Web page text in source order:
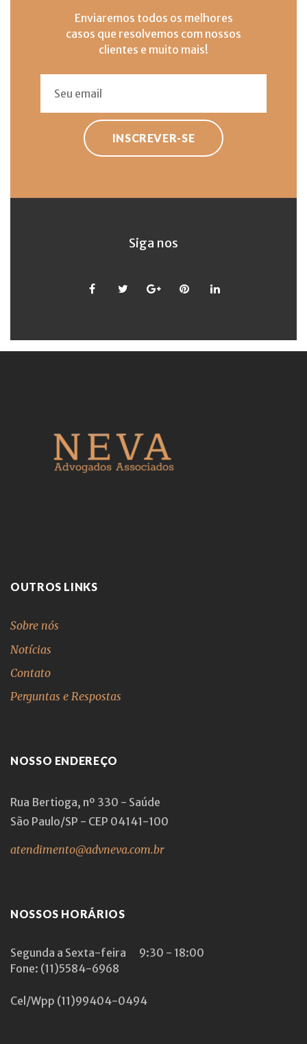
Enviaremos todos os melhores
casos que resolvemos com nossos
clientes e muito mais!
INSCREVER-SE
Siga nos
OUTROS LINKS
Sobre nós
Notícias
Contato
Perguntas e Respostas
NOSSO ENDEREÇO
Rua Bertioga, nº 330 - Saúde
São Paulo/SP - CEP 04141-100
atendimento@advneva.com.br
NOSSOS HORÁRIOS
Segunda a Sexta-feira
9:30 - 18:00
Fone: (11)5584-6968
Cel/Wpp (11)99404-0494